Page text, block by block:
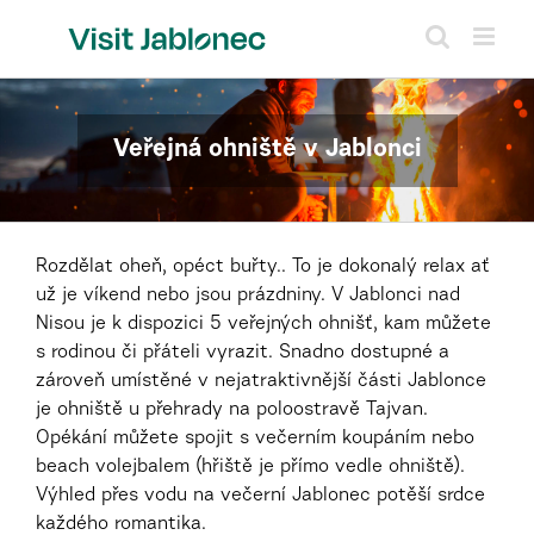
Veřejná ohniště v Jablonci
Rozdělat oheň, opéct buřty.. To je dokonalý relax ať
už je víkend nebo jsou prázdniny. V Jablonci nad
Nisou je k dispozici 5 veřejných ohnišť, kam můžete
s rodinou či přáteli vyrazit. Snadno dostupné a
zároveň umístěné v nejatraktivnější části Jablonce
je ohniště u přehrady na poloostravě Tajvan.
Opékání můžete spojit s večerním koupáním nebo
beach volejbalem (hřiště je přímo vedle ohniště).
Výhled přes vodu na večerní Jablonec potěší srdce
každého romantika.